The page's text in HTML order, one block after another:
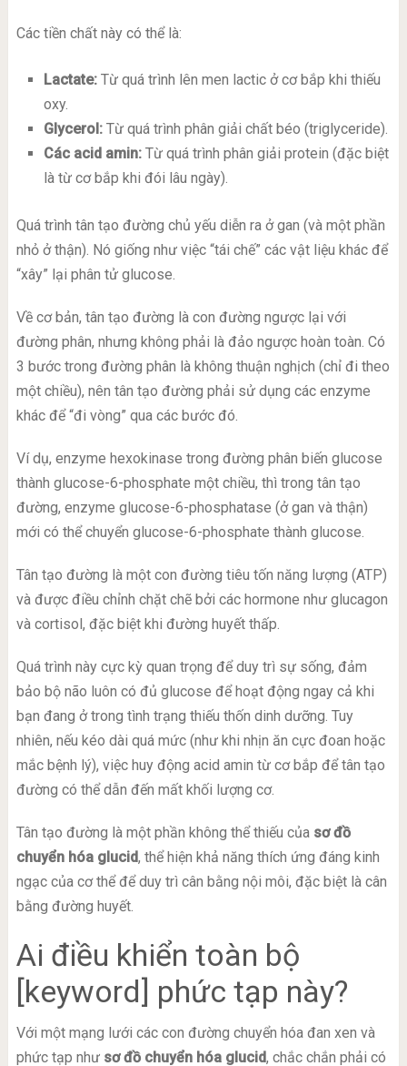
Các tiền chất này có thể là:
Lactate:Từ quá trình lên men lactic ở cơ bắp khi thiếu
oxy.
Glycerol:Từ quá trình phân giải chất béo (triglyceride).
Các acid amin:Từ quá trình phân giải protein (đặc biệt
là từ cơ bắp khi đói lâu ngày).
Quá trình tân tạo đường chủ yếu diễn ra ở gan (và một phần
nhỏ ở thận). Nó giống như việc “tái chế” các vật liệu khác để
“xây” lại phân tử glucose.
Về cơ bản, tân tạo đường là con đường ngược lại với
đường phân, nhưng không phải là đảo ngược hoàn toàn. Có
3 bước trong đường phân là không thuận nghịch (chỉ đi theo
một chiều), nên tân tạo đường phải sử dụng các enzyme
khác để “đi vòng” qua các bước đó.
Ví dụ, enzyme hexokinase trong đường phân biến glucose
thành glucose-6-phosphate một chiều, thì trong tân tạo
đường, enzyme glucose-6-phosphatase (ở gan và thận)
mới có thể chuyển glucose-6-phosphate thành glucose.
Tân tạo đường là một con đường tiêu tốn năng lượng (ATP)
và được điều chỉnh chặt chẽ bởi các hormone như glucagon
và cortisol, đặc biệt khi đường huyết thấp.
Quá trình này cực kỳ quan trọng để duy trì sự sống, đảm
bảo bộ não luôn có đủ glucose để hoạt động ngay cả khi
bạn đang ở trong tình trạng thiếu thốn dinh dưỡng. Tuy
nhiên, nếu kéo dài quá mức (như khi nhịn ăn cực đoan hoặc
mắc bệnh lý), việc huy động acid amin từ cơ bắp để tân tạo
đường có thể dẫn đến mất khối lượng cơ.
Tân tạo đường là một phần không thể thiếu của sơ đồ
chuyển hóa glucid, thể hiện khả năng thích ứng đáng kinh
ngạc của cơ thể để duy trì cân bằng nội môi, đặc biệt là cân
bằng đường huyết.
Ai điều khiển toàn bộ
[keyword] phức tạp này?
Với một mạng lưới các con đường chuyển hóa đan xen và
phức tạp như sơ đồ chuyển hóa glucid, chắc chắn phải có